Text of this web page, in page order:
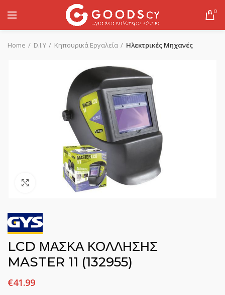
0
Home D.I.Y Κηπουρικά Εργαλεία Ηλεκτρικές Μηχανές
Click to enlarge
LCD ΜΑΣΚΑ ΚΟΛΛΗΣΗΣ
MASTER 11 (132955)
€41.99